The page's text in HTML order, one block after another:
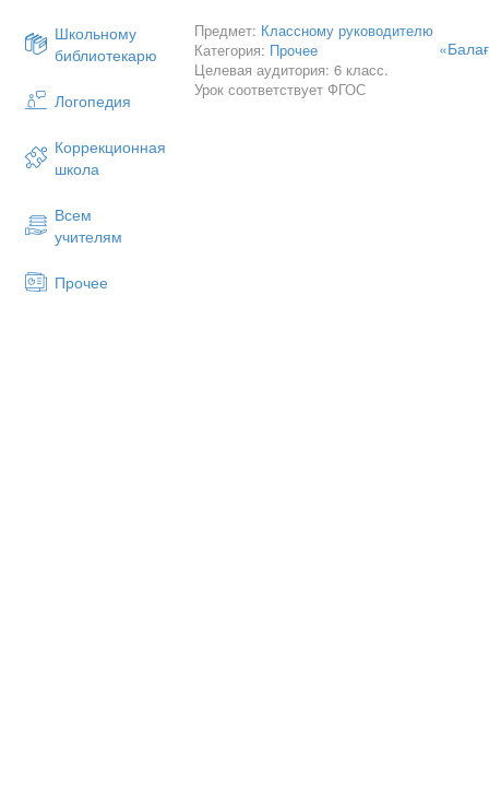
Школьному
библиотекарю
Логопедия
Коррекционная
школа
Всем
учителям
Прочее
кезеңі
Жиналыстың
басы
Ұйымдастыру
І.Негізгі бөлім
Предмет: Классному руководителю
Категория: Прочее
Целевая аудитория: 6 класс.
Урок соответствует ФГОС